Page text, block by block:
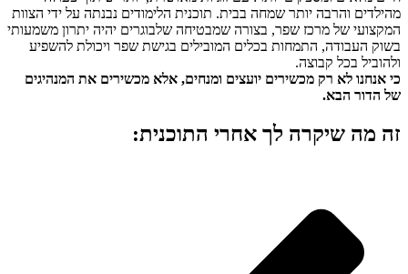
מהילדים והרבה יותר שמחה בבית. תוכנית הלימודים נבנתה על ידי הצוות
המקצועי של מרכז שפר, בצורה שמבטיחה שלבוגרים יהיה יתרון משמעותי
בשוק העבודה, התמחות בכלים המובילים בגישת שפר ויכולת להשפיע
ולהוביל בכל קבוצה.
כי אנחנו לא רק מכשירים יועצים ומנחים, אלא מכשירים את המנהיגים
של הדור הבא.
זה מה שיקרה לך אחרי התוכנית: